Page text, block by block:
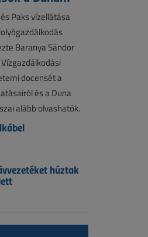
Paks vízellátása
Baranya Sándor
docensét a
és a Duna
alább olvashatók.
húztak